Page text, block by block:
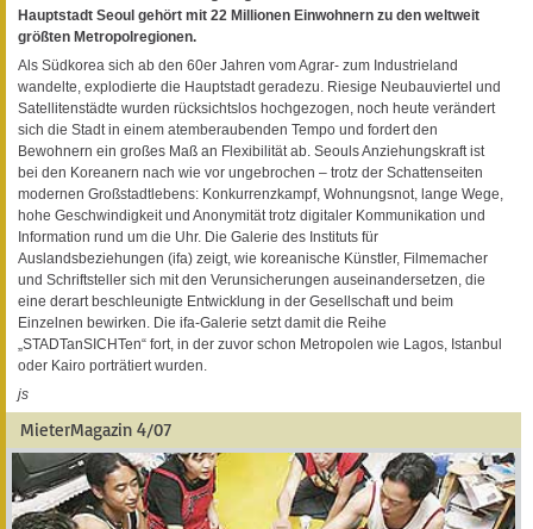
Hauptstadt Seoul gehört mit 22 Millionen Einwohnern zu den weltweit
größten Metropolregionen.
Als Südkorea sich ab den 60er Jahren vom Agrar- zum Industrieland
wandelte, explodierte die Hauptstadt geradezu. Riesige Neubauviertel und
Satellitenstädte wurden rücksichtslos hochgezogen, noch heute verändert
sich die Stadt in einem atemberaubenden Tempo und fordert den
Bewohnern ein großes Maß an Flexibilität ab. Seouls Anziehungskraft ist
bei den Koreanern nach wie vor ungebrochen – trotz der Schattenseiten
modernen Großstadtlebens: Konkurrenzkampf, Wohnungsnot, lange Wege,
hohe Geschwindigkeit und Anonymität trotz digitaler Kommunikation und
Information rund um die Uhr. Die Galerie des Instituts für
Auslandsbeziehungen (ifa) zeigt, wie koreanische Künstler, Filmemacher
und Schriftsteller sich mit den Verunsicherungen auseinandersetzen, die
eine derart beschleunigte Entwicklung in der Gesellschaft und beim
Einzelnen bewirken. Die ifa-Galerie setzt damit die Reihe
„STADTanSICHTen“ fort, in der zuvor schon Metropolen wie Lagos, Istanbul
oder Kairo porträtiert wurden.
js
MieterMagazin 4/07